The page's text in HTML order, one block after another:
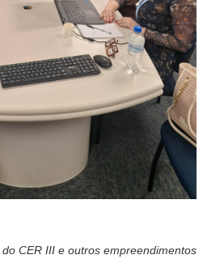
CER III e outros empreendimentos